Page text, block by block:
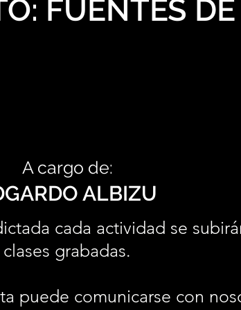
FUENTES
A cargo de:
ALBIZU
cada actividad se
clases grabadas.
puede comunicarse con